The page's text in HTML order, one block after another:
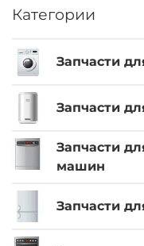
Категории
Запчасти
Запчасти
Запчасти
машин
Запчасти